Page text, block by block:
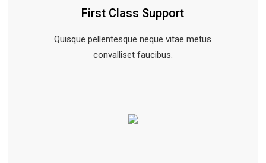
First Class Support
Quisque pellentesque neque vitae metus
convalliset faucibus.